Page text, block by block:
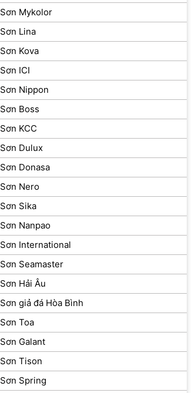
Sơn Mykolor
Sơn Lina
Sơn Kova
Sơn ICI
Sơn Nippon
Sơn Boss
Sơn KCC
Sơn Dulux
Sơn Donasa
Sơn Nero
Sơn Sika
Sơn Nanpao
Sơn International
Sơn Seamaster
Sơn Hải Âu
Sơn giả đá Hòa Bình
Sơn Toa
Sơn Galant
Sơn Tison
Sơn Spring